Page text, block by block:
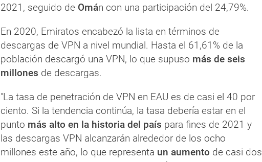
2021, seguido de Omán con una participación del 24,79%.
En 2020, Emiratos encabezó la lista en términos de
descargas de VPN a nivel mundial. Hasta el 61,61% de la
población descargó una VPN, lo que supuso más de seis
millones de descargas.
"La tasa de penetración de VPN en EAU es de casi el 40 por
ciento. Si la tendencia continúa, la tasa debería estar en el
punto más alto en la historia del país para fines de 2021 y
las descargas VPN alcanzarán alrededor de los ocho
millones este año, lo que representa un aumento de casi dos